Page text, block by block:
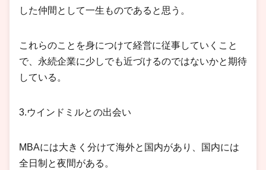
した仲間として一生ものであると思う。
これらのことを身につけて経営に従事していくこと
で、永続企業に少しでも近づけるのではないかと期待
している。
3.ウインドミルとの出会い
MBAには大きく分けて海外と国内があり、国内には
全日制と夜間がある。